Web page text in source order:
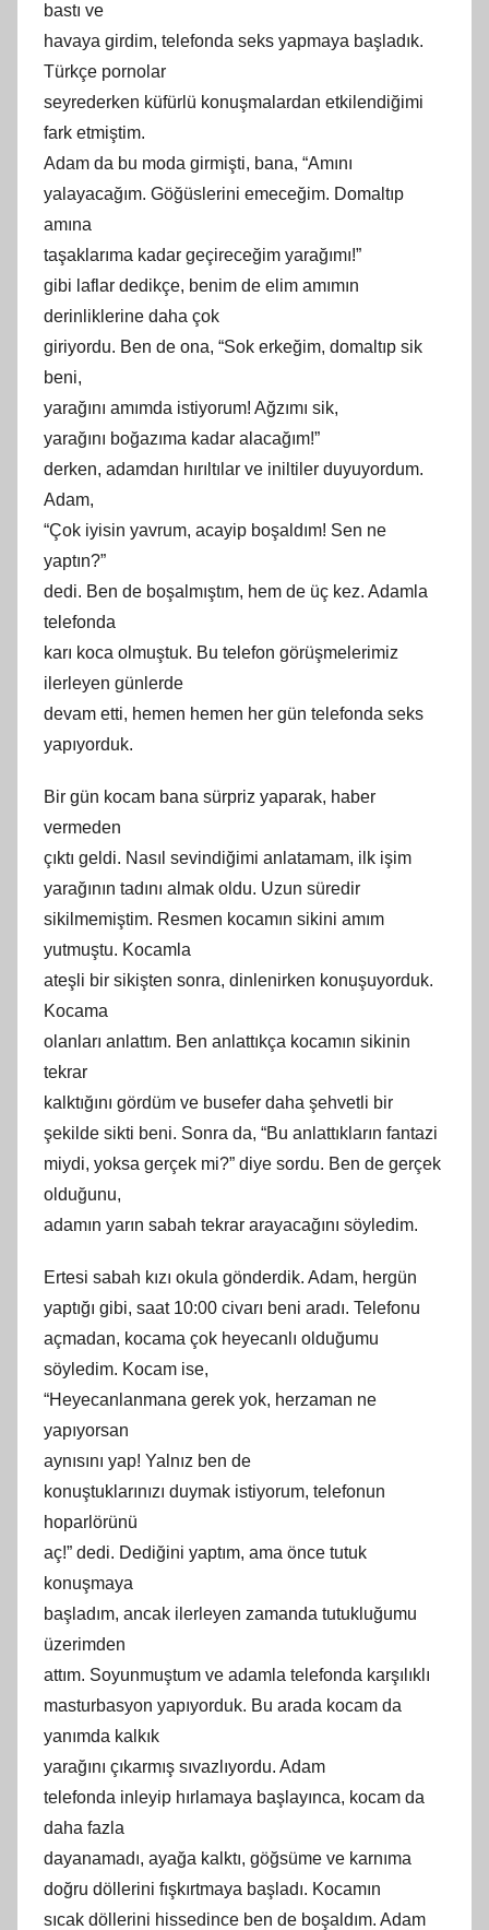
bastı ve
havaya girdim, telefonda seks yapmaya başladık.
Türkçe pornolar
seyrederken küfürlü konuşmalardan etkilendiğimi
fark etmiştim.
Adam da bu moda girmişti, bana, “Amını
yalayacağım. Göğüslerini emeceğim. Domaltıp
amına
taşaklarıma kadar geçireceğim yarağımı!”
gibi laflar dedikçe, benim de elim amımın
derinliklerine daha çok
giriyordu. Ben de ona, “Sok erkeğim, domaltıp sik
beni,
yarağını amımda istiyorum! Ağzımı sik,
yarağını boğazıma kadar alacağım!”
derken, adamdan hırıltılar ve iniltiler duyuyordum.
Adam,
“Çok iyisin yavrum, acayip boşaldım! Sen ne
yaptın?”
dedi. Ben de boşalmıştım, hem de üç kez. Adamla
telefonda
karı koca olmuştuk. Bu telefon görüşmelerimiz
ilerleyen günlerde
devam etti, hemen hemen her gün telefonda seks
yapıyorduk.
Bir gün kocam bana sürpriz yaparak, haber
vermeden
çıktı geldi. Nasıl sevindiğimi anlatamam, ilk işim
yarağının tadını almak oldu. Uzun süredir
sikilmemiştim. Resmen kocamın sikini amım
yutmuştu. Kocamla
ateşli bir sikişten sonra, dinlenirken konuşuyorduk.
Kocama
olanları anlattım. Ben anlattıkça kocamın sikinin
tekrar
kalktığını gördüm ve busefer daha şehvetli bir
şekilde sikti beni. Sonra da, “Bu anlattıkların fantazi
miydi, yoksa gerçek mi?” diye sordu. Ben de gerçek
olduğunu,
adamın yarın sabah tekrar arayacağını söyledim.
Ertesi sabah kızı okula gönderdik. Adam, hergün
yaptığı gibi, saat 10:00 civarı beni aradı. Telefonu
açmadan, kocama çok heyecanlı olduğumu
söyledim. Kocam ise,
“Heyecanlanmana gerek yok, herzaman ne
yapıyorsan
aynısını yap! Yalnız ben de
konuştuklarınızı duymak istiyorum, telefonun
hoparlörünü
aç!” dedi. Dediğini yaptım, ama önce tutuk
konuşmaya
başladım, ancak ilerleyen zamanda tutukluğumu
üzerimden
attım. Soyunmuştum ve adamla telefonda karşılıklı
masturbasyon yapıyorduk. Bu arada kocam da
yanımda kalkık
yarağını çıkarmış sıvazlıyordu. Adam
telefonda inleyip hırlamaya başlayınca, kocam da
daha fazla
dayanamadı, ayağa kalktı, göğsüme ve karnıma
doğru döllerini fışkırtmaya başladı. Kocamın
sıcak döllerini hissedince ben de boşaldım. Adam